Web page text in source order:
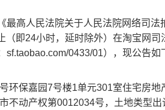
最高人民法院关于人民法院网络司法
（即24小时，延时除外）在淘宝网
sf.taobao.com/0433/01），现公告如
号环保嘉园7号楼1单元301室住宅房地
不动产权第0012034号，土地类型出